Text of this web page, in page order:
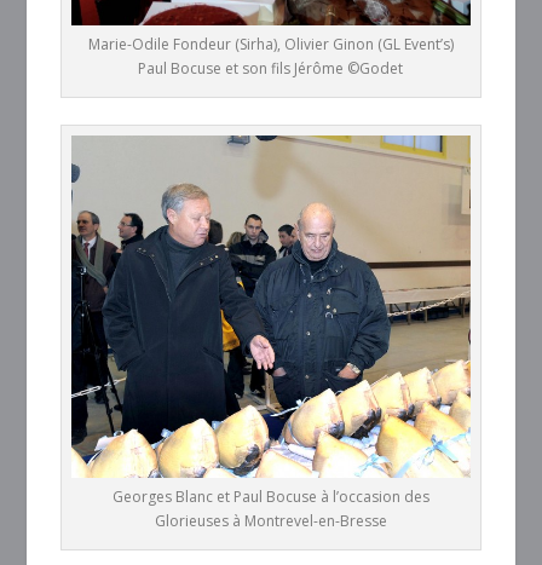
Marie-Odile Fondeur (Sirha), Olivier Ginon (GL Event’s)
Paul Bocuse et son fils Jérôme ©Godet
Georges Blanc et Paul Bocuse à l’occasion des
Glorieuses à Montrevel-en-Bresse